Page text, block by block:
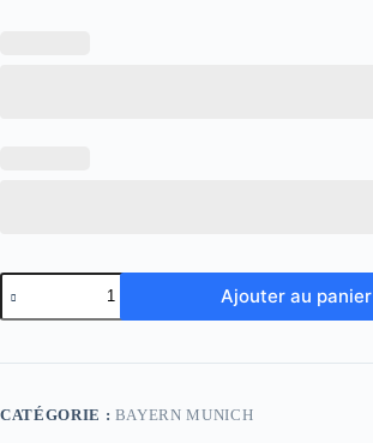
quantité
de
Bayern
Retro
Home
Ajouter au panier
CATÉGORIE : BAYERN MUNICH